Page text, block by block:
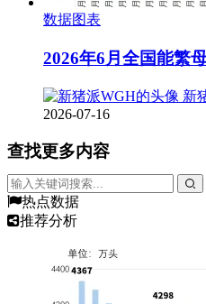
数据图表
2026年6月全国能繁
新
2026-07-16
查找更多内容
热点数据
推荐分析